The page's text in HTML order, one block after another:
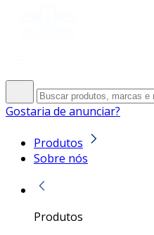
Gostaria de anunciar?
Produtos
Sobre nós
Produtos